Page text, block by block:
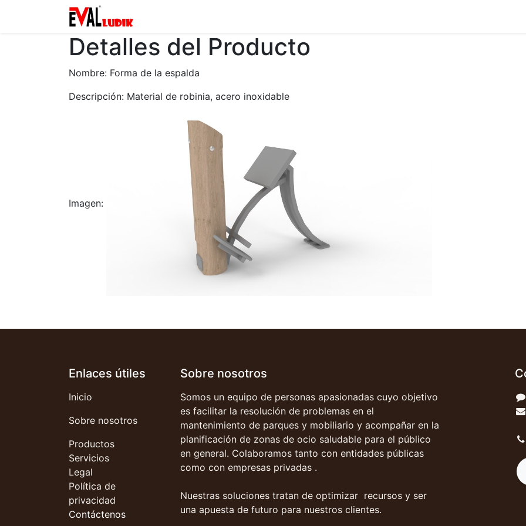
Detalles del Producto
Nombre: Forma de la espalda
Descripción: Material de robinia, acero inoxidable
Imagen:
Enlaces útiles
Inicio
Sobre nosotros
Productos
Servicios
Legal
Política de
privacidad
Contáctenos
Sobre nosotros
Somos un equipo de personas apasionadas cuyo objetivo
es facilitar la resolución de problemas en el
mantenimiento de parques y mobiliario y acompañar en la
planificación de zonas de ocio saludable para el público
en general. Colaboramos tanto con entidades públicas
como con empresas privadas .
Nuestras soluciones tratan de optimizar recursos y ser
una apuesta de futuro para nuestros clientes.